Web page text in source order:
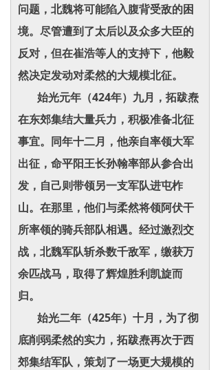
问题，北魏将可能陷入腹背受敌的困
境。尽管遭到了太后以及众多大臣的
反对，但在崔浩等人的支持下，他毅
然决定发动对柔然的大规模北征。
始光元年（424年）九月，拓跋焘
在东郊集结大量兵力，积极准备北征
事宜。同年十二月，他亲自率领大军
出征，命平阳王长孙翰率部从参合出
发，自己则带领另一支军队进屯柞
山。在那里，他们与柔然将领阿伏干
所率领的骑兵部队相遇。经过激烈交
战，北魏军队斩杀数千敌军，缴获万
余匹战马，取得了辉煌胜利凯旋而
归。
始光二年（425年）十月，为了彻
底削弱柔然的实力，拓跋焘再次于西
郊集结军队，策划了一场更大规模的